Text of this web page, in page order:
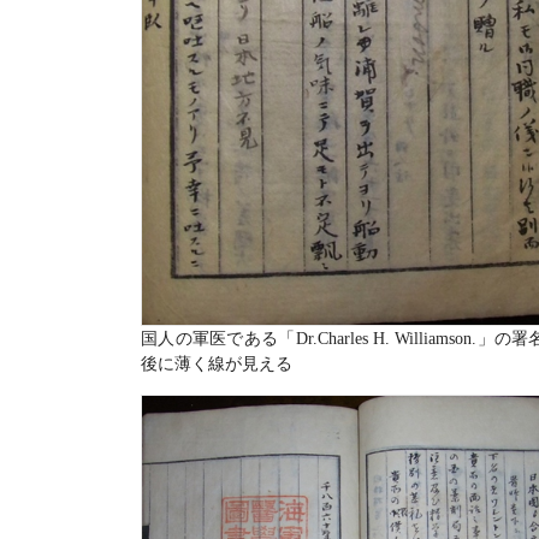
国人の軍医である「Dr.Charles H. Williamson.」の署
後に薄く線が見える